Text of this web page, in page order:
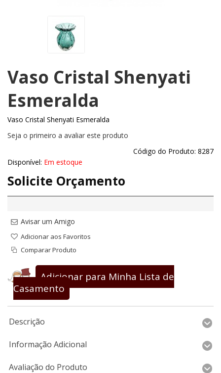
Vaso Cristal Shenyati
Esmeralda
Vaso Cristal Shenyati Esmeralda
Seja o primeiro a avaliar este produto
Código do Produto: 8287
Disponível: Em estoque
Solicite Orçamento
Avisar um Amigo
Adicionar aos Favoritos
Comparar Produto
Adicionar para Minha Lista de
Casamento
Descrição
Informação Adicional
Avaliação do Produto